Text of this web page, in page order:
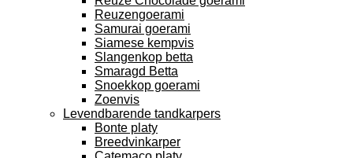
Reuzengoerami
Samurai goerami
Siamese kempvis
Slangenkop betta
Smaragd Betta
Snoekkop goerami
Zoenvis
Levendbarende tandkarpers
Bonte platy
Breedvinkarper